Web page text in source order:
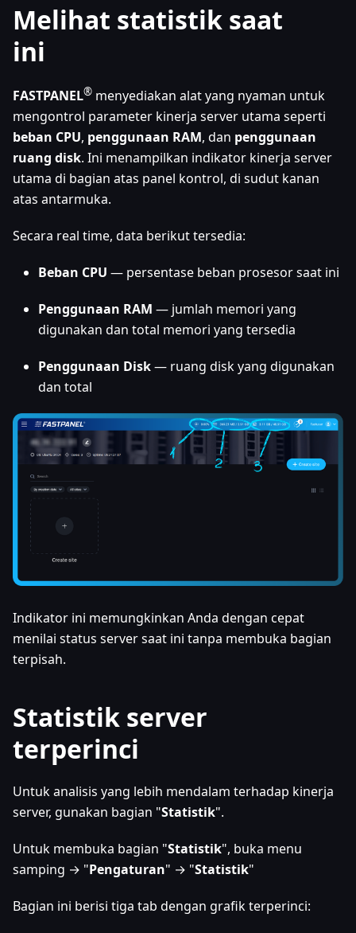
Melihat statistik saat
ini
FASTPANEL® menyediakan alat yang nyaman untuk
mengontrol parameter kinerja server utama seperti
beban CPU, penggunaan RAM, dan penggunaan
ruang disk. Ini menampilkan indikator kinerja server
utama di bagian atas panel kontrol, di sudut kanan
atas antarmuka.
Secara real time, data berikut tersedia:
Beban CPU — persentase beban prosesor saat ini
Penggunaan RAM — jumlah memori yang
digunakan dan total memori yang tersedia
Penggunaan Disk— ruang disk yang digunakan
dan total
Indikator ini memungkinkan Anda dengan cepat
menilai status server saat ini tanpa membuka bagian
terpisah.
Statistik server
terperinci
Untuk analisis yang lebih mendalam terhadap kinerja
server, gunakan bagian "Statistik".
Untuk membuka bagian "Statistik", buka menu
samping → "Pengaturan" → "Statistik"
Bagian ini berisi tiga tab dengan grafik terperinci: